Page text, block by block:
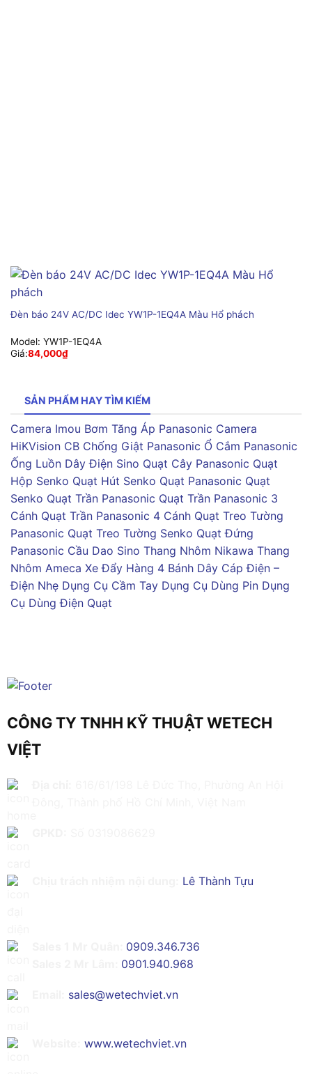
Đèn báo 24V AC/DC Idec YW1P-1EQ4A Màu Hổ phách
Model: YW1P-1EQ4A
Giá:84,000₫
SẢN PHẨM HAY TÌM KIẾM
Camera Imou Bơm Tăng Áp Panasonic Camera
HiKVision CB Chống Giật Panasonic Ổ Cắm Panasonic
Ống Luồn Dây Điện Sino Quạt Cây Panasonic Quạt
Hộp Senko Quạt Hút Senko Quạt Panasonic Quạt
Senko Quạt Trần Panasonic Quạt Trần Panasonic 3
Cánh Quạt Trần Panasonic 4 Cánh Quạt Treo Tường
Panasonic Quạt Treo Tường Senko Quạt Đứng
Panasonic Cầu Dao Sino Thang Nhôm Nikawa Thang
Nhôm Ameca Xe Đẩy Hàng 4 Bánh Dây Cáp Điện –
Điện Nhẹ Dụng Cụ Cầm Tay Dụng Cụ Dùng Pin Dụng
Cụ Dùng Điện Quạt
CÔNG TY TNHH KỸ THUẬT WETECH
VIỆT
Lê Thành Tựu
0909.346.736
0901.940.968
sales@wetechviet.vn
www.wetechviet.vn